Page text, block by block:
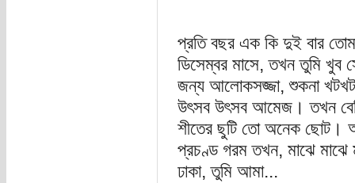
প্রতি বছর এক কি দুই বার
ডিসেম্বর মাসে, তখন তুমি খুব
জন্য আলোকসজ্জা, শুকনা
উৎসব উৎসব আমেজ। তখন
শীতের ছুটি তো অনেক ছোট।
প্রচণ্ড গরম তখন, মাঝে মাঝে
ঢাকা, তুমি আমা...